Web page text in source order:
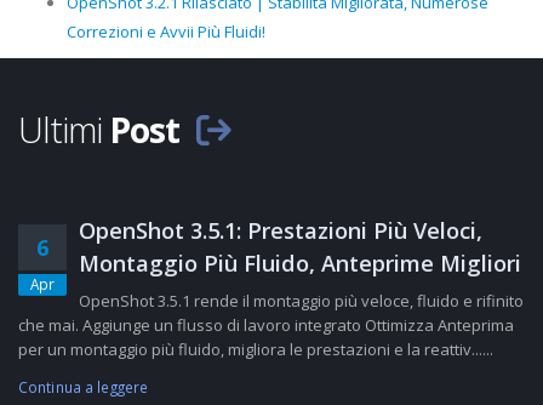
Correzioni e Avvii Più Fluidi!
Ultimi Post
6
Apr
OpenShot 3.5.1: Prestazioni Più Veloci,
Montaggio Più Fluido, Anteprime Migliori
OpenShot 3.5.1 rende il montaggio più veloce, fluido e rifinito
che mai. Aggiunge un flusso di lavoro integrato Ottimizza Anteprima
per un montaggio più fluido, migliora le prestazioni e la reattiv......
Continua a leggere